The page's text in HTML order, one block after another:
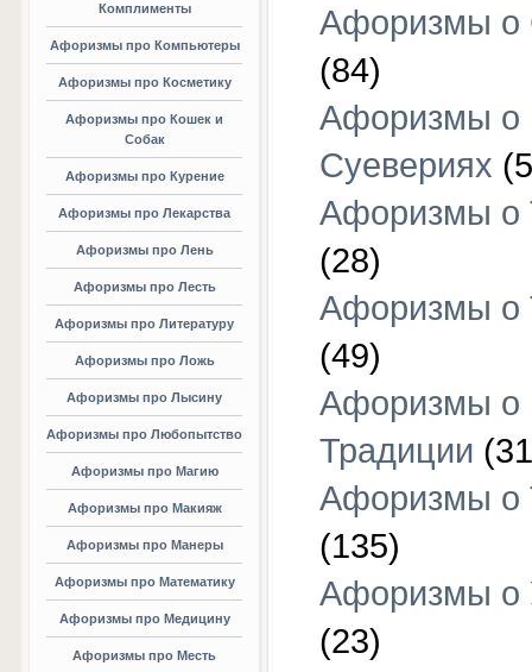
Комплименты
Афоризмы про Компьютеры
Афоризмы про Косметику
Афоризмы про Кошек и
Собак
Афоризмы про Курение
Афоризмы про Лекарства
Афоризмы про Лень
Афоризмы про Лесть
Афоризмы про Литературу
Афоризмы про Ложь
Афоризмы про Лысину
Афоризмы про Любопытство
Афоризмы про Магию
Афоризмы про Макияж
Афоризмы про Манеры
Афоризмы про Математику
Афоризмы про Медицину
Афоризмы про Месть
Афоризмы о
(84)
Афоризмы о
Суевериях
Афоризмы о
(28)
Афоризмы о
(49)
Афоризмы о
Традиции
Афоризмы о
(135)
Афоризмы о
(23)